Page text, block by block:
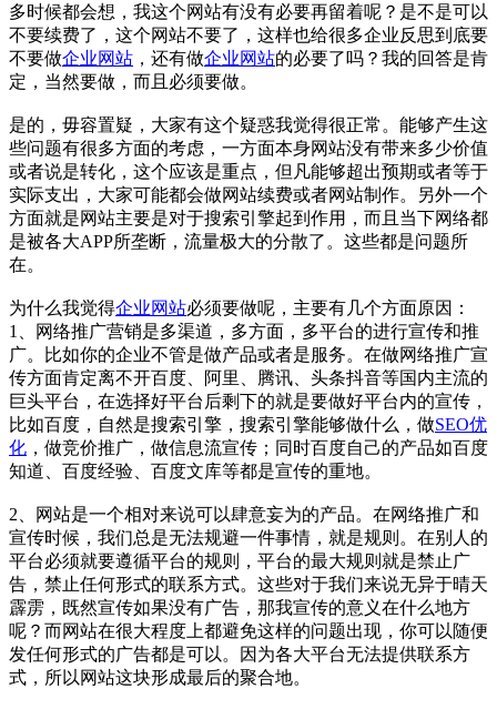
多时候都会想，我这个网站有没有必要再留着呢？是不是可以
不要续费了，这个网站不要了，这样也给很多企业反思到底要
不要做企业网站 ，还有做企业网站的必要了吗？我的回答是肯
定，当然要做，而且必须要做。
是的，毋容置疑，大家有这个疑惑我觉得很正常。能够产生这
些问题有很多方面的考虑，一方面本身网站没有带来多少价值
或者说是转化，这个应该是重点，但凡能够超出预期或者等于
实际支出，大家可能都会做网站续费或者网站制作。另外一个
方面就是网站主要是对于搜索引擎起到作用，而且当下网络都
是被各大APP所垄断，流量极大的分散了。这些都是问题所
在。
为什么我觉得企业网站必须要做呢，主要有几个方面原因：
1、网络推广营销是多渠道，多方面，多平台的进行宣传和推
广。比如你的企业不管是做产品或者是服务。在做网络推广宣
传方面肯定离不开百度、阿里、腾讯、头条抖音等国内主流的
巨头平台，在选择好平台后剩下的就是要做好平台内的宣传，
比如百度，自然是搜索引擎，搜索引擎能够做什么，做SEO优
化 ，做竞价推广，做信息流宣传；同时百度自己的产品如百度
知道、百度经验、百度文库等都是宣传的重地。
2、网站是一个相对来说可以肆意妄为的产品。在网络推广和
宣传时候，我们总是无法规避一件事情，就是规则。在别人的
平台必须就要遵循平台的规则，平台的最大规则就是禁止广
告，禁止任何形式的联系方式。这些对于我们来说无异于晴天
霹雳，既然宣传如果没有广告，那我宣传的意义在什么地方
呢？而网站在很大程度上都避免这样的问题出现，你可以随便
发任何形式的广告都是可以。因为各大平台无法提供联系方
式，所以网站这块形成最后的聚合地。